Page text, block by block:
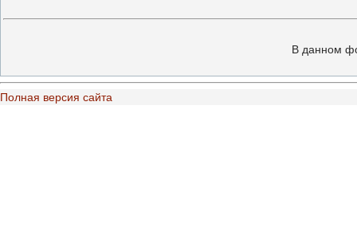
В данном
Полная версия сайта